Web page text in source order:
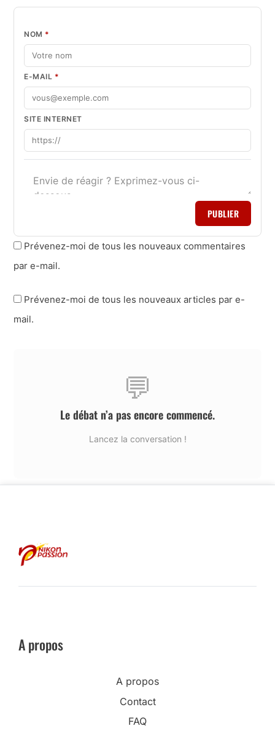
NOM *
E-MAIL *
SITE INTERNET
PUBLIER
Prévenez-moi de tous les nouveaux commentaires
par e-mail.
Prévenez-moi de tous les nouveaux articles par e-
mail.
💬
Le débat n’a pas encore commencé.
Lancez la conversation !
A propos
A propos
Contact
FAQ